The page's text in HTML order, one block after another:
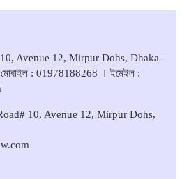
Avenue 12, Mirpur Dohs, Dhaka-
মোবাইল : 01978188268 । ইমেইল :
10, Avenue 12, Mirpur Dohs,